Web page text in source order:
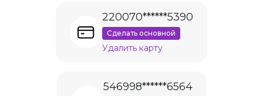
220070******5390
Сделать основной
Удалить карту
546998******6564